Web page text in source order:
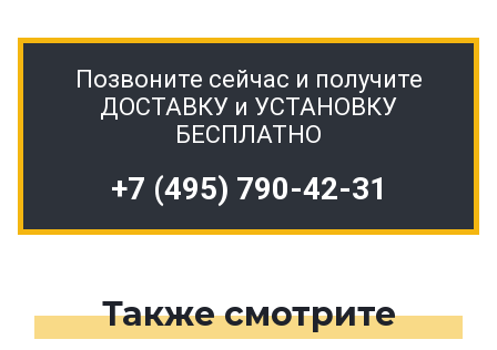
Позвоните сейчас и получите
ДОСТАВКУ и УСТАНОВКУ
БЕСПЛАТНО
+7 (495) 790-42-31
Также смотрите